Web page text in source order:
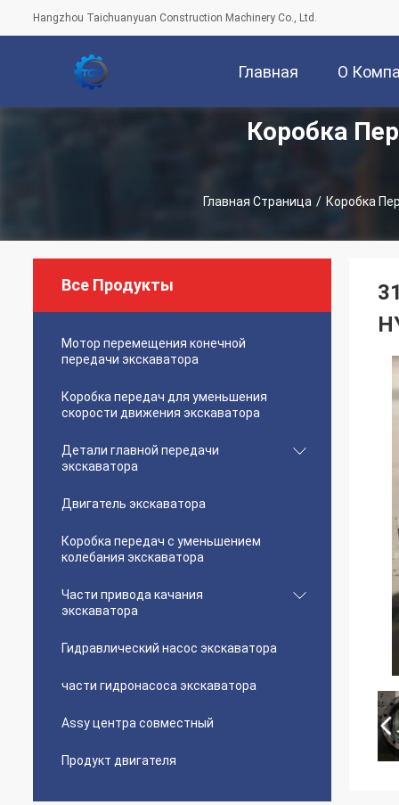
Hangzhou Taichuanyuan Construction Machinery Co., Ltd.
Главная
Страница
О
Коробка
Главная Страница / Коробка
Все Продукты
Мотор перемещения конечной
передачи экскаватора
Коробка передач для уменьшения
скорости движения экскаватора
Детали главной передачи
экскаватора
Двигатель экскаватора
Коробка передач с уменьшением
колебания экскаватора
Части привода качания
экскаватора
Гидравлический насос экскаватора
части гидронасоса экскаватора
Assy центра совместный
Продукт двигателя